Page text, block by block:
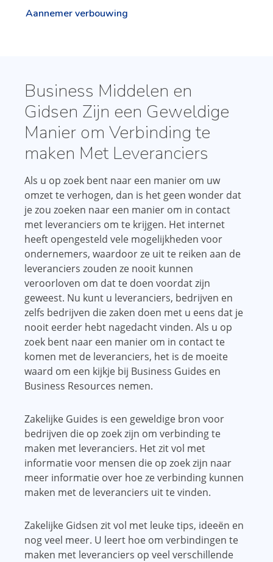
Aannemer verbouwing
Business Middelen en
Gidsen Zijn een Geweldige
Manier om Verbinding te
maken Met Leveranciers
Als u op zoek bent naar een manier om uw
omzet te verhogen, dan is het geen wonder dat
je zou zoeken naar een manier om in contact
met leveranciers om te krijgen. Het internet
heeft opengesteld vele mogelijkheden voor
ondernemers, waardoor ze uit te reiken aan de
leveranciers zouden ze nooit kunnen
veroorloven om dat te doen voordat zijn
geweest. Nu kunt u leveranciers, bedrijven en
zelfs bedrijven die zaken doen met u eens dat je
nooit eerder hebt nagedacht vinden. Als u op
zoek bent naar een manier om in contact te
komen met de leveranciers, het is de moeite
waard om een ​​kijkje bij Business Guides en
Business Resources nemen.
Zakelijke Guides is een geweldige bron voor
bedrijven die op zoek zijn om verbinding te
maken met leveranciers. Het zit vol met
informatie voor mensen die op zoek zijn naar
meer informatie over hoe ze verbinding kunnen
maken met de leveranciers uit te vinden.
Zakelijke Gidsen zit vol met leuke tips, ideeën en
nog veel meer. U leert hoe om verbindingen te
maken met leveranciers op veel verschillende